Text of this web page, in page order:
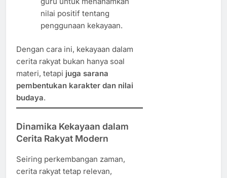
nilai positif tentang
penggunaan kekayaan.
Dengan cara ini, kekayaan dalam
cerita rakyat bukan hanya soal
materi, tetapi juga sarana
pembentukan karakter dan nilai
budaya.
Dinamika Kekayaan dalam
Cerita Rakyat Modern
Seiring perkembangan zaman,
cerita rakyat tetap relevan,